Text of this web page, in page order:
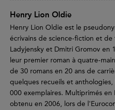
Henry Lion Oldie
Henry Lion Oldie est le
écrivains de science-fiction et de
Ladyjensky et Dmitri Gromov en
leur premier roman à quatre-
de 30 romans en 20 ans de
quelques recueils et
000 exemplaires. Multiprimés en
obtenu en 2006, lors de